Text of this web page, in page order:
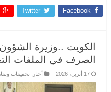
Facebook
Twitter
الكويت ..وزيرة
الصرف في الملفات
17 أبريل، 2026 أخبار تحقيقات